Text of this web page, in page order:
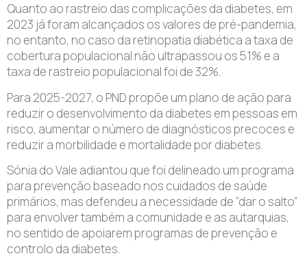
Quanto ao rastreio das complicações da diabetes, em
2023 já foram alcançados os valores de pré-pandemia,
no entanto, no caso da retinopatia diabética a taxa de
cobertura populacional não ultrapassou os 51% e a
taxa de rastreio populacional foi de 32%.
Para 2025-2027, o PND propõe um plano de ação para
reduzir o desenvolvimento da diabetes em pessoas em
risco, aumentar o número de diagnósticos precoces e
reduzir a morbilidade e mortalidade por diabetes.
Sónia do Vale adiantou que foi delineado um programa
para prevenção baseado nos cuidados de saúde
primários, mas defendeu a necessidade de “dar o salto”
para envolver também a comunidade e as autarquias,
no sentido de apoiarem programas de prevenção e
controlo da diabetes.